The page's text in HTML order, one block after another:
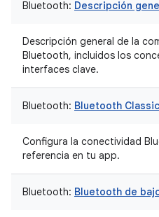
Bluetooth: Descripción
Descripción general de la
Bluetooth, incluidos los
interfaces clave.
Bluetooth: Bluetooth Classic
Configura la conectividad
referencia en tu app.
Bluetooth: Bluetooth de